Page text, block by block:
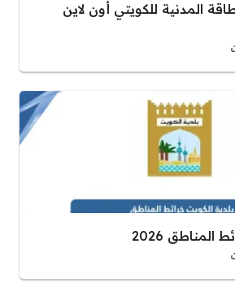
المدنية للكويتي أون لاين
2026